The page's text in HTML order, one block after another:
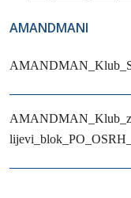
AMANDMANI